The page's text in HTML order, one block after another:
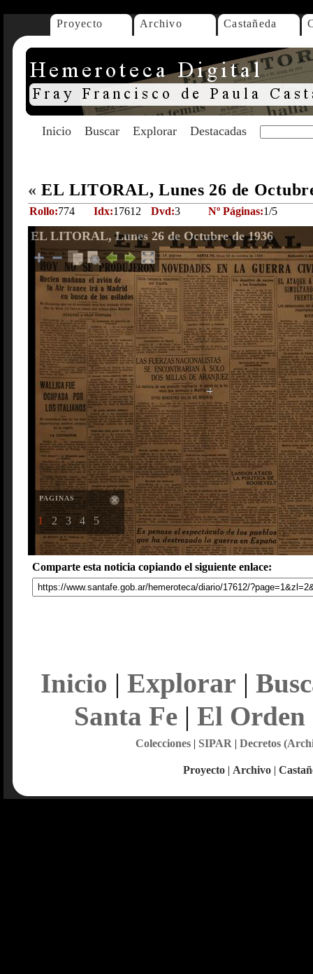
Proyecto Archivo Castañeda
Inicio Buscar Explorar Destacadas
« EL LITORAL, Lunes 26 de
Rollo:774 Idx:17612 Dvd:3 Nº Páginas:1/5
EL LITORAL, Lunes 26 de Octubre de 1936
PAGINAS
1 2 3 4 5
Comparte esta noticia copiando el siguiente enlace:
Inicio | Explorar |
Santa Fe| El Orden
Colecciones| SIPAR | Decretos
Proyecto | Archivo |